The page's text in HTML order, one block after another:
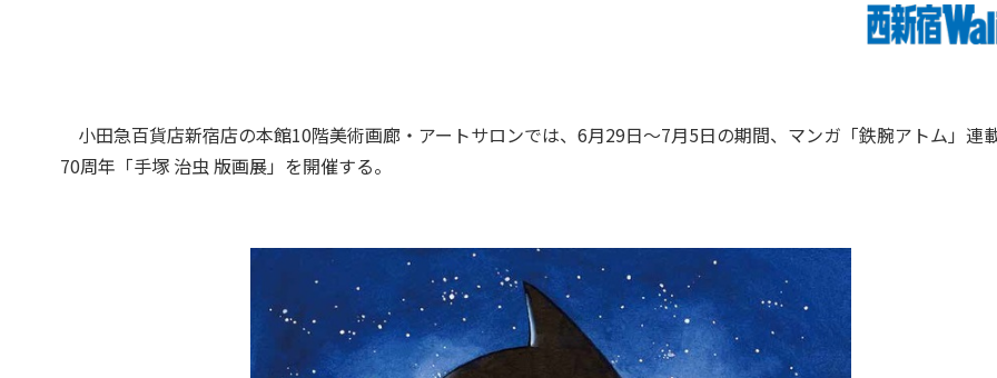
小田急百貨店新宿店の本館10階美術画廊・アートサロンでは、6月29日～7月5日の期間、マンガ「鉄腕アトム」連
70周年「手塚 治虫 版画展」を開催する。